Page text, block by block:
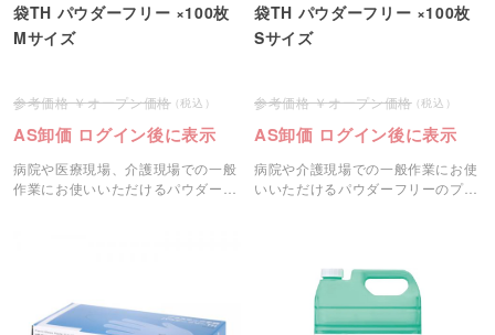
袋TH パウダーフリー ×100枚
Mサイズ
オープン価格
AS卸価 ログイン後に表示
病院や医療現場、介護現場での一般
作業にお使いいただけるパウダーフ
袋TH パウダーフリー ×100枚
Sサイズ
オープン価格
AS卸価 ログイン後に表示
病院や介護現場での一般作業にお使
いいただけるパウダーフリーのプラ